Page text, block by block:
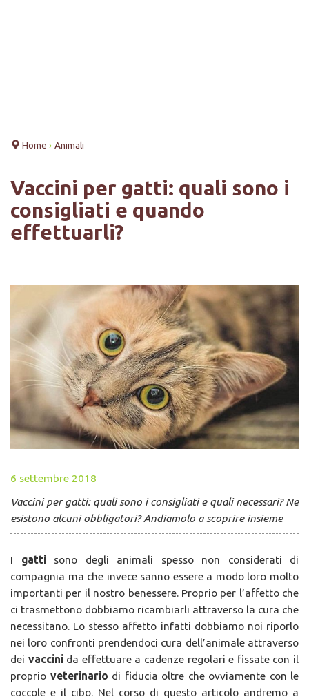
Home › Animali
Vaccini per gatti: quali sono i
consigliati e quando
effettuarli?
6 settembre 2018
Vaccini per gatti: quali sono i consigliati e quali necessari? Ne
esistono alcuni obbligatori? Andiamolo a scoprire insieme
I gattisono degli animali spesso non considerati di
compagnia ma che invece sanno essere a modo loro molto
importanti per il nostro benessere. Proprio per l’affetto che
ci trasmettono dobbiamo ricambiarli attraverso la cura che
necessitano. Lo stesso affetto infatti dobbiamo noi riporlo
nei loro confronti prendendoci cura dell’animale attraverso
dei vaccinida effettuare a cadenze regolari e fissate con il
proprio veterinario di fiducia oltre che ovviamente con le
coccole e il cibo. Nel corso di questo articolo andremo a